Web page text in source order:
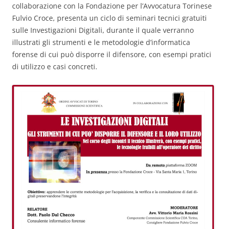
collaborazione con la Fondazione per l’Avvocatura Torinese
Fulvio Croce, presenta un ciclo di seminari tecnici gratuiti
sulle Investigazioni Digitali, durante il quale verranno
illustrati gli strumenti e le metodologie d’informatica
forense di cui può disporre il difensore, con esempi pratici
di utilizzo e casi concreti.